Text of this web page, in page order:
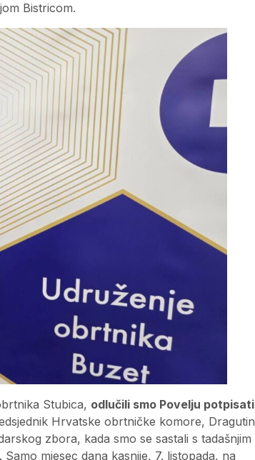
Bistricom.
Stubica, odlučili smo Povelju potpisati
Hrvatske obrtničke komore, Dragutin
zbora, kada smo se sastali s tadašnjim
mjesec dana kasnije, 7. listopada, na